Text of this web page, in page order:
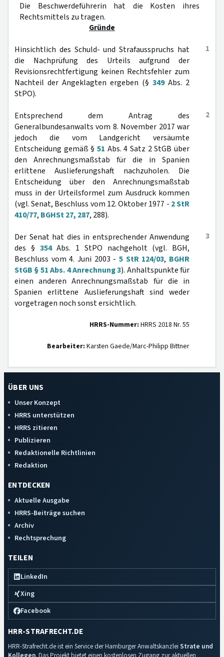
Die Beschwerdeführerin hat die Kosten ihres
Rechtsmittels zu tragen.
Gründe
1
Hinsichtlich des Schuld- und Strafausspruchs hat
die Nachprüfung des Urteils aufgrund der
Revisionsrechtfertigung keinen Rechtsfehler zum
Nachteil der Angeklagten ergeben (§ 349Abs. 2
StPO).
2
Entsprechend dem Antrag des
Generalbundesanwalts vom 8. November 2017 war
jedoch die vom Landgericht versäumte
Entscheidung gemäß § 51 Abs. 4 Satz 2 StGB über
den Anrechnungsmaßstab für die in Spanien
erlittene Auslieferungshaft nachzuholen. Die
Entscheidung über den Anrechnungsmaßstab
muss in der Urteilsformel zum Ausdruck kommen
(vgl. Senat, Beschluss vom 12. Oktober 1977 - 2 StR
410/77, BGHSt 27, 287, 288).
3
Der Senat hat dies in entsprechender Anwendung
des § 354Abs. 1 StPO nachgeholt (vgl. BGH,
Beschluss vom 4. Juni 2003 - 5 StR 124/03, BGHR
StGB § 51 Abs. 4 Anrechnung 3). Anhaltspunkte für
einen anderen Anrechnungsmaßstab für die in
Spanien erlittene Auslieferungshaft sind weder
vorgetragen noch sonst ersichtlich.
HRRS-Nummer: HRRS 2018 Nr. 55
Bearbeiter: Karsten Gaede/Marc-Philipp Bittner
ÜBER UNS
Unser Konzept
HRRS unterstützen
HRRS zitieren
Publizieren
Redaktionelle Richtlinien
Redaktion
ENTDECKEN
Aktuelle Ausgabe
HRRS-Beiträge suchen
Archiv
Rechtsprechung
TEILEN
LinkedIn
Xing
Facebook
HRR-STRAFRECHT.DE
HRR-Strafrecht.de ist ein Service der Hamburger Anwaltskanzlei Strate und